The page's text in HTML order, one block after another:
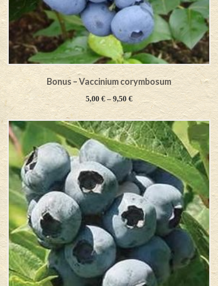
Bonus – Vaccinium corymbosum
5,00 €–9,50€